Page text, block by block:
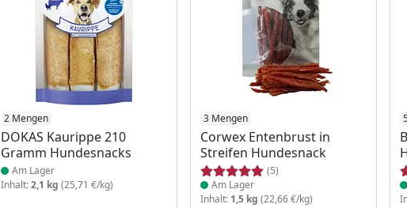
2 Mengen
DOKAS Kaurippe 210
Gramm Hundesnacks
Produkt am Lager
Am Lager
Inhalt:2,1 kg (25,71 €/kg)
3 Mengen
Corwex Entenbrust in
Streifen Hundesnack
(5)
Produkt am Lager
Am Lager
Inhalt: 1,5 kg (22,66 €/kg)